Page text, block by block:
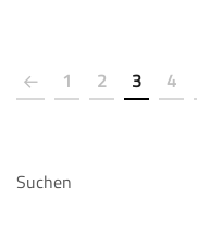
1 2 3 4
Suchen